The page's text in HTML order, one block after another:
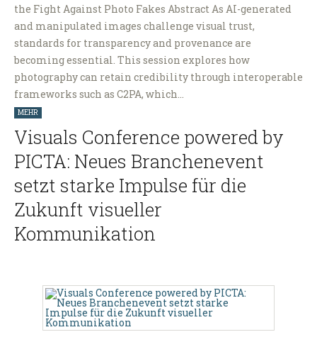
the Fight Against Photo Fakes Abstract As AI-generated
and manipulated images challenge visual trust,
standards for transparency and provenance are
becoming essential. This session explores how
photography can retain credibility through interoperable
frameworks such as C2PA, which…
MEHR
Visuals Conference powered by
PICTA: Neues Branchenevent
setzt starke Impulse für die
Zukunft visueller
Kommunikation